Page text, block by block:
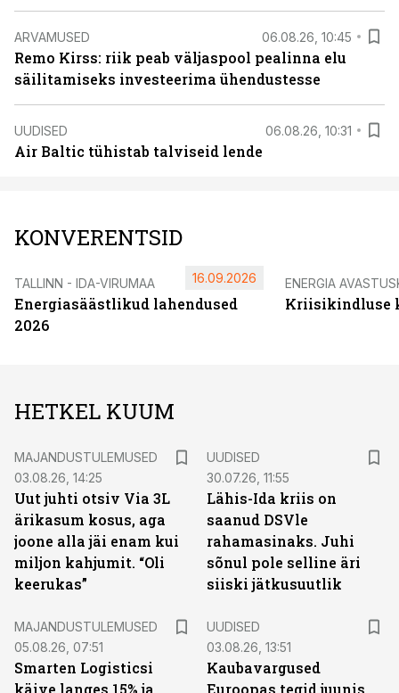
ARVAMUSED 06.08.26, 10:45
Remo Kirss: riik peab väljaspool pealinna elu
säilitamiseks investeerima ühendustesse
UUDISED 06.08.26, 10:31
Air Baltic tühistab talviseid lende
KONVERENTSID
TALLINN - IDA-VIRUMAA
Energiasäästlikud lahendused
2026
16.09.2026 ENERGIA
Kriisikindluse
HETKEL KUUM
MAJANDUSTULEMUSED
03.08.26, 14:25
Uut juhti otsiv Via 3L
ärikasum kosus, aga
joone alla jäi enam kui
miljon kahjumit. “Oli
keerukas”
UUDISED
30.07.26, 11:55
Lähis-Ida kriis on
saanud DSVle
rahamasinaks. Juhi
sõnul pole selline äri
siiski jätkusuutlik
MAJANDUSTULEMUSED
05.08.26, 07:51
Smarten Logisticsi
käive langes 15% ja
UUDISED
03.08.26, 13:51
Kaubavargused
Euroopas tegid juunis